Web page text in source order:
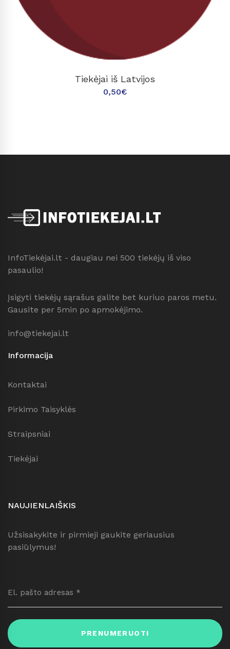
Į KREPŠELĮ
Tiekėjai iš Latvijos
0,50€
InfoTiekėjai.lt - daugiau nei 500 tiekėjų iš viso
pasaulio!
Įsigyti tiekėjų sąrašus galite bet kuriuo paros metu.
Gausite per 5min po apmokėjimo.
info@tiekejai.lt
Informacija
Kontaktai
Pirkimo Taisyklės
Straipsniai
Tiekėjai
NAUJIENLAIŠKIS
Užsisakykite ir pirmieji gaukite geriausius
pasiūlymus!
PRENUMERUOTI